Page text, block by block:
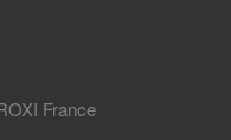
France